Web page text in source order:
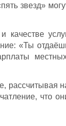
звезд»
качестве
«Ты
рассчитывая
что